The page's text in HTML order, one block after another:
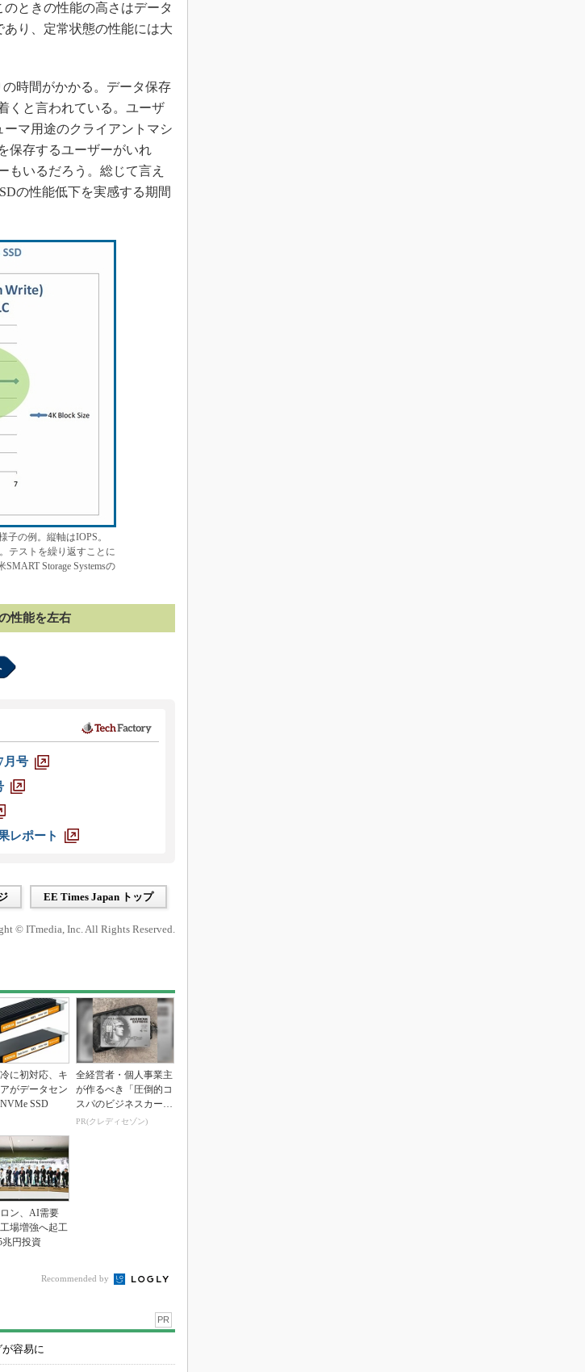
ときの性能の高さはデータ
り、定常状態の性能には大
時間がかかる。データ保存
くと言われている。ユーザ
マ用途のクライアントマシ
保存するユーザーがいれ
もいるだろう。総じて言え
の性能低下を実感する期間
の例。縦軸はIOPS。
テストを繰り返すことに
Storage Systemsの
性能を左右
月号
レポート
EE Times Japan トップ
© ITmedia, Inc. All Rights Reserved.
に初対応、キ
がデータセン
SSD
全経営者・個人事業主
が作るべき「圧倒的コ
スパのビジネスカー
ド」
PR(クレディセゾン)
ン、AI需要
場増強へ起工
円投資
Recommended by
PR
容易に